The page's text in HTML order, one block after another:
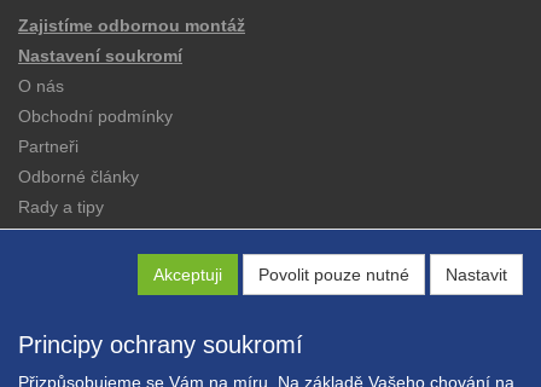
Akceptuji Povolit pouze nutné Nastavit
Principy ochrany soukromí
Přizpůsobujeme se Vám na míru. Na základě Vašeho chování na
Zajistíme odbornou montáž
Nastavení soukromí
O nás
Obchodní podmínky
Partneři
Odborné články
Rady a tipy